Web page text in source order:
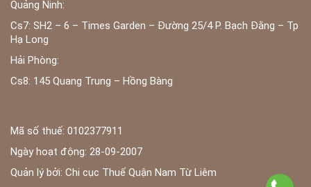
Quảng Ninh:
Cs7: SH2 – 6 – Times Garden – Đường 25/4 P. Bạch Đằng – Tp
Hạ Long
Hải Phòng:
Cs8: 145 Quang Trung – Hồng Bàng
Mã số thuế: 0102377911
Ngày hoạt động: 28-09-2007
Quản lý bởi: Chi cục Thuế Quận Nam Từ Liêm